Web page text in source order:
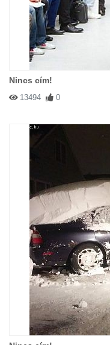
Nincs cím!
13494 0